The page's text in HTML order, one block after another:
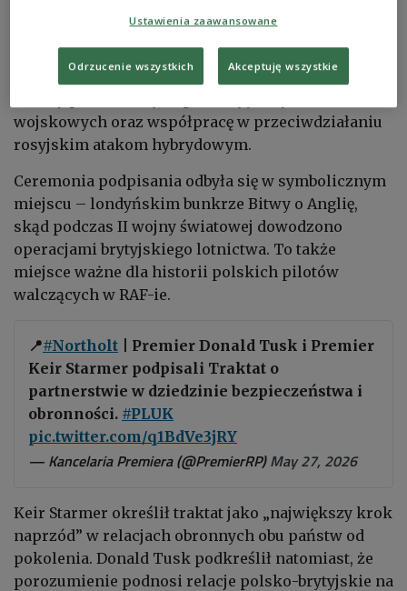
partnerstwie w dziedzinie bezpieczeństwa i
obronności. Porozumienie przewiduje między
innymi wspólne prace nad nowym systemem
wojskowych oraz współpracę w przeciwdziałaniu
rosyjskim atakom hybrydowym.
Ceremonia podpisania odbyła się w symbolicznym
miejscu – londyńskim bunkrze Bitwy o Anglię,
skąd podczas II wojny światowej dowodzono
operacjami brytyjskiego lotnictwa. To także
miejsce ważne dla historii polskich pilotów
walczących w RAF-ie.
📍#Northolt | Premier Donald Tusk i Premier
Keir Starmer podpisali Traktat o
partnerstwie w dziedzinie bezpieczeństwa i
obronności. #PLUK
pic.twitter.com/q1BdVe3jRY
— Kancelaria Premiera (@PremierRP)May 27, 2026
Keir Starmer określił traktat jako „największy krok
naprzód” w relacjach obronnych obu państw od
pokolenia. Donald Tusk podkreślił natomiast, że
porozumienie podnosi relacje polsko-brytyjskie na
Ustawienia zaawansowane
Odrzucenie wszystkich Akceptuję wszystkie